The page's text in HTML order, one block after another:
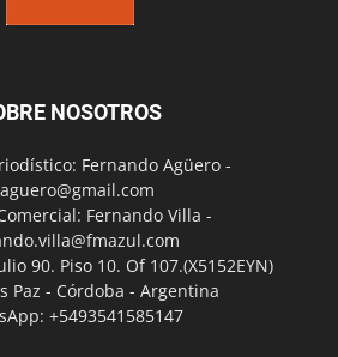
NOSOTROS
Fernando Agüero -
Fernando Villa -
90. Piso 10. Of 107.(X5152EYN)
Paz - Córdoba - Argentina
+5493541585147